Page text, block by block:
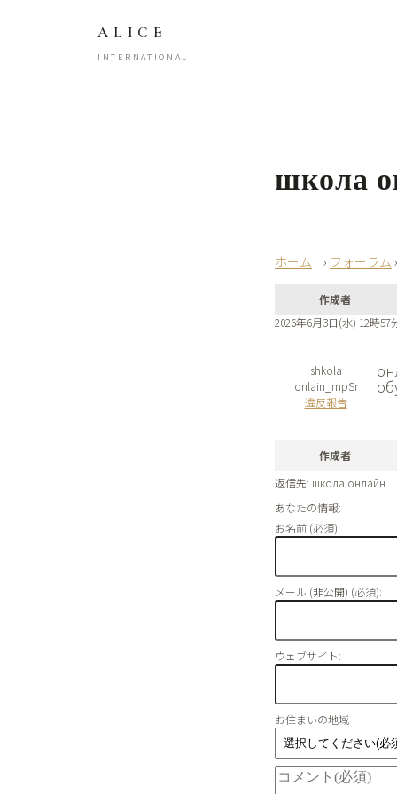
ALICE
INTERNATIONAL
школа
› フォーラム ›
作成者
2026年6月3日(水) 12時57
shkola
onlain_mpSr
違反報告
作成者
返信先: школа онлайн
あなたの情報:
お名前 (必須)
メール (非公開) (必須):
ウェブサイト:
お住まいの地域